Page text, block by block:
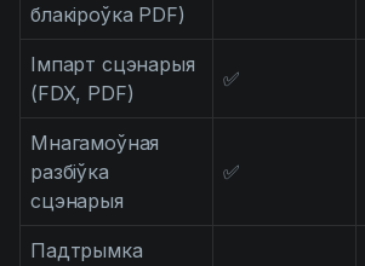
блакіроўка PDF)
Імпарт сцэнарыя
(FDX, PDF)
✅
Мнагамоўная
разбіўка
сцэнарыя
✅
Падтрымка